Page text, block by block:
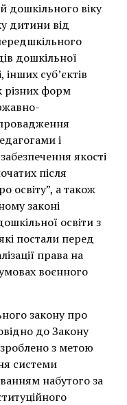
дошкільного віку
дитини від
дошкільної
суб’єктів
різних форм
і
якості
після
освіту”, а також
законі
освіти з
постали перед
права на
воєнного
закону про
до Закону
з метою
системи
набутого за